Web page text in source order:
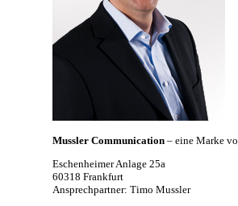
Mussler Communication– eine Marke
Eschenheimer Anlage 25a
60318 Frankfurt
Ansprechpartner: Timo Mussler